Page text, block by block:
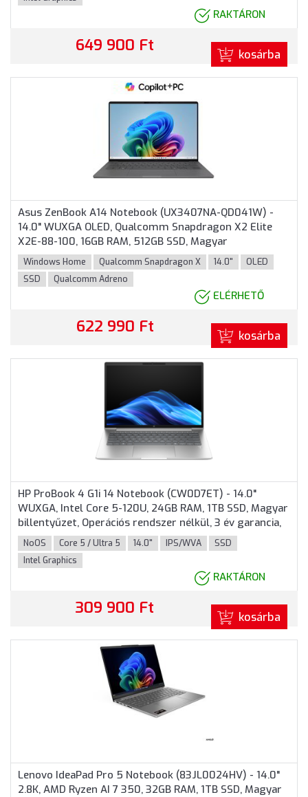
RAKTÁRON
649 900 Ft kosárba
Asus ZenBook A14 Notebook (UX3407NA-QD041W) -
14.0" WUXGA OLED, Qualcomm Snapdragon X2 Elite
X2E-88-100, 16GB RAM, 512GB SSD, Magyar
billentyűzet, Windows 11 Home, 3 év garancia, Szürke
színben
Windows Home Qualcomm Snapdragon X 14.0"
OLED
SSD
Qualcomm Adreno
ELÉRHETŐ
622 990 Ft kosárba
HP ProBook 4 G1i 14 Notebook (CW0D7ET) - 14.0"
WUXGA, Intel Core 5-120U, 24GB RAM, 1TB SSD, Magyar
billentyűzet, Operációs rendszer nélkül, 3 év garancia,
Ezüst színben
NoOS Core 5 / Ultra 5 14.0" IPS/WVA
SSD
Intel Graphics
RAKTÁRON
309 900 Ft kosárba
Lenovo IdeaPad Pro 5 Notebook (83JL0024HV) - 14.0"
2.8K, AMD Ryzen AI 7 350, 32GB RAM, 1TB SSD, Magyar